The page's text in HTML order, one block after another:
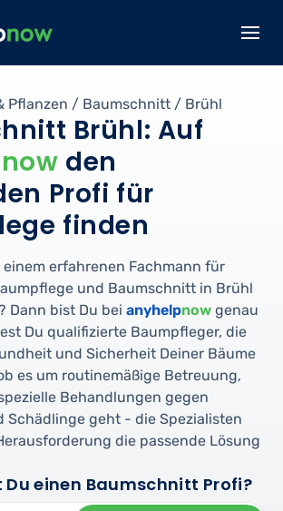
Pflanzen / Baumschnitt / Brühl
Brühl: Auf
now den
Profi für
finden
erfahrenen Fachmann für
und Baumschnitt in Brühl
Dann bist Du bei anyhelpnow genau
Du qualifizierte Baumpfleger, die
und Sicherheit Deiner Bäume
es um routinemäßige Betreuung,
Behandlungen gegen
Schädlinge geht - die Spezialisten
die passende Lösung
einen Baumschnitt Profi?